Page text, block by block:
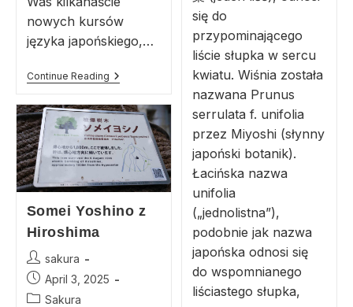
nowych kursów
języka japońskiego,…
Continue Reading
się do
przypominającego
liście słupka w sercu
kwiatu. Wiśnia została
nazwana Prunus
serrulata f. unifolia
przez Miyoshi (słynny
japoński botanik).
Łacińska nazwa
unifolia
(„jednolistna”),
podobnie jak nazwa
japońska odnosi się
do wspomnianego
liściastego słupka,
Somei Yoshino z
Hiroshima
sakura
April 3, 2025
Sakura